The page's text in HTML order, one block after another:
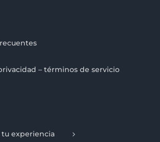
– términos de servicio
experiencia